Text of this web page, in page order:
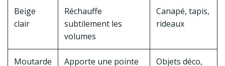
Beige
clair
Réchauffe
subtilement les
volumes
Canapé, tapis,
rideaux
Moutarde Apporte une pointe Objets déco,